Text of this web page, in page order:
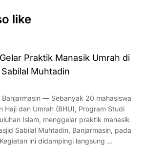
like
Praktik Manasik Umrah di
Muhtadin
Banjarmasin — Sebanyak 20 mahasiswa
Haji dan Umrah (BHU), Program Studi
Islam, menggelar praktik manasik
Sabilal Muhtadin, Banjarmasin, pada
ini didampingi langsung …